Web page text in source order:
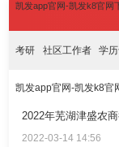
凯发app官网-凯发k8官网
考研 社区工作者 学
凯发app官网-凯发k8官
2022年芜湖津盛农
2022-03-14 14:56